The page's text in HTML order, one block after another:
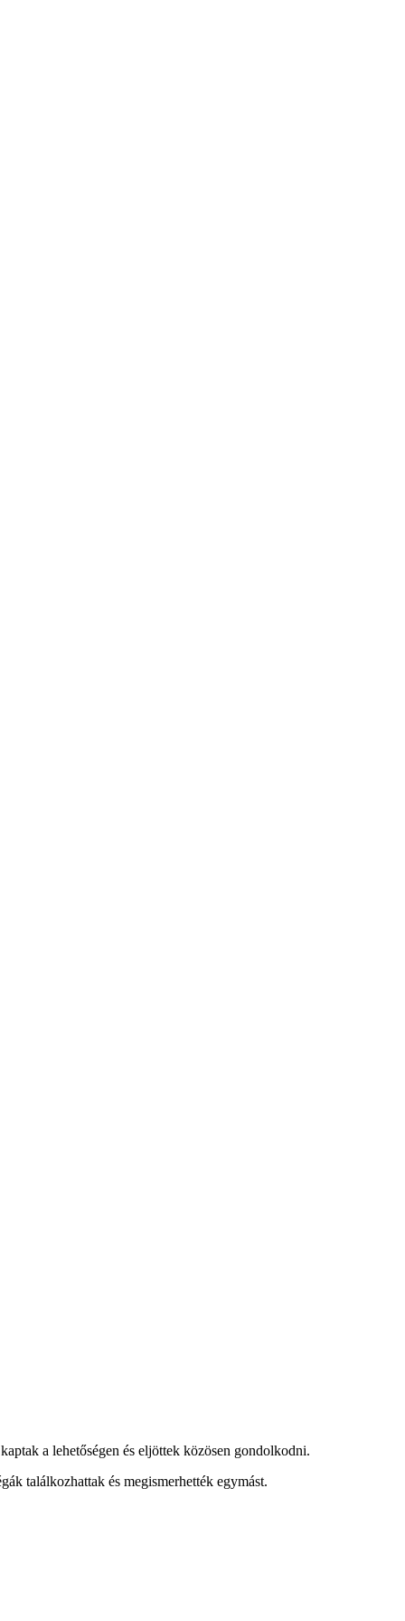
a lehetőségen és eljöttek közösen gondolkodni.
találkozhattak és megismerhették egymást.